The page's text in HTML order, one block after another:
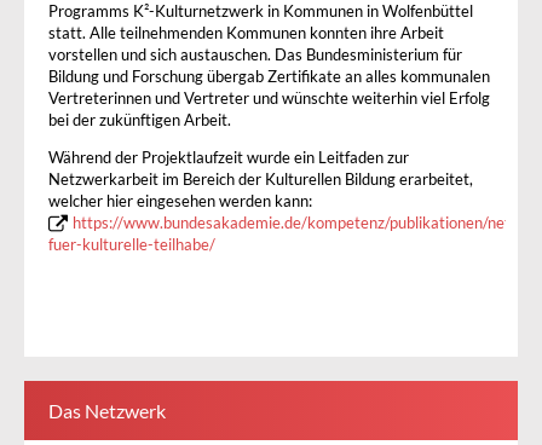
Programms K²-Kulturnetzwerk in Kommunen in Wolfenbüttel
statt. Alle teilnehmenden Kommunen konnten ihre Arbeit
vorstellen und sich austauschen. Das Bundesministerium für
Bildung und Forschung übergab Zertifikate an alles kommunalen
Vertreterinnen und Vertreter und wünschte weiterhin viel Erfolg
bei der zukünftigen Arbeit.
Während der Projektlaufzeit wurde ein Leitfaden zur
Netzwerkarbeit im Bereich der Kulturellen Bildung erarbeitet,
welcher hier eingesehen werden kann:
https://www.bundesakademie.de/kompetenz/publikationen/
fuer-kulturelle-teilhabe/
Das Netzwerk